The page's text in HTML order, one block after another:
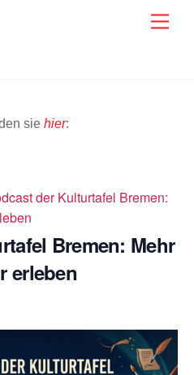
sie hier:
der Kulturtafel Bremen:
Bremen: Mehr
erleben